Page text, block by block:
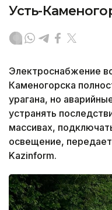
Усть-
Электроснабжение
Каменогорска
урагана, но
устранять
массивах,
освещение,
Kazinform.